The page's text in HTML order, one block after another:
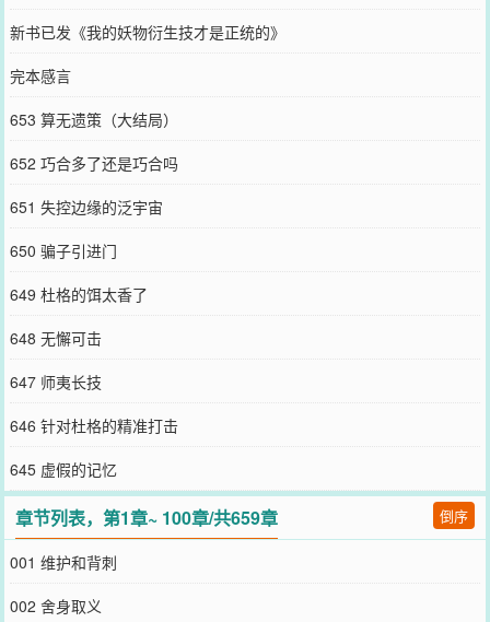
新书已发《我的妖物衍生技才是正统的》
完本感言
653 算无遗策（大结局）
652 巧合多了还是巧合吗
651 失控边缘的泛宇宙
650 骗子引进门
649 杜格的饵太香了
648 无懈可击
647 师夷长技
646 针对杜格的精准打击
645 虚假的记忆
章节列表，第1章~ 100章/共659章 倒序
001 维护和背刺
002 舍身取义